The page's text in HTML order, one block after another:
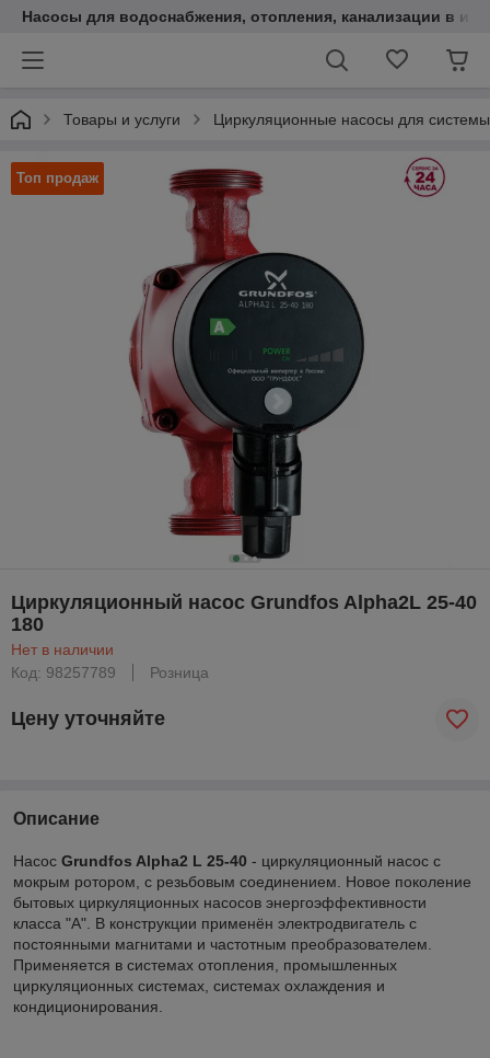
Насосы для водоснабжения, отопления, канализации в
Товары и услуги Циркуляционные насосы для
Топ продаж
Циркуляционный насос Grundfos Alpha2L 25-40
180
Нет в наличии
Код: 98257789
Розница
Цену уточняйте
Описание
Насос Grundfos Alpha2 L 25-40 - циркуляционный насос с
мокрым ротором, с резьбовым соединением. Новое поколение
бытовых циркуляционных насосов энергоэффективности
класса "А". В конструкции применён электродвигатель с
постоянными магнитами и частотным преобразователем.
Применяется в системах отопления, промышленных
циркуляционных системах, системах охлаждения и
кондиционирования.